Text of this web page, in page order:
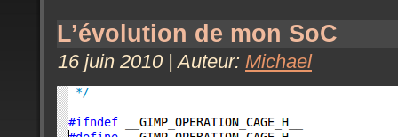
L’évolution de mon SoC
16 juin 2010 | Auteur: Michael